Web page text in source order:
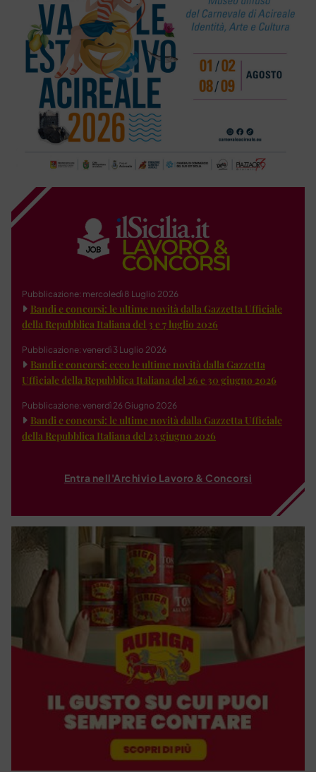
Pubblicazione: mercoledì 8 Luglio 2026
Bandi e concorsi: le ultime novità dalla Gazzetta Ufficiale
della Repubblica Italiana del 3 e 7 luglio 2026
Pubblicazione: venerdì 3 Luglio 2026
Bandi e concorsi: ecco le ultime novità dalla Gazzetta
Ufficiale della Repubblica Italiana del 26 e 30 giugno 2026
Pubblicazione: venerdì 26 Giugno 2026
Bandi e concorsi: le ultime novità dalla Gazzetta Ufficiale
della Repubblica Italiana del 23 giugno 2026
Entra nell'Archivio Lavoro & Concorsi